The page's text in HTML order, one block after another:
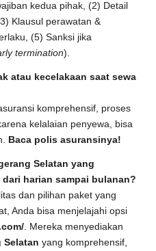
kedua pihak, (2) Detail
Klausul perawatan &
(5) Sanksi jika
termination).
atau kecelakaan saat sewa
komprehensif, proses
kelalaian penyewa, bisa
Baca polis asuransinya!
Selatan yang
harian sampai bulanan?
dan pilihan paket yang
Anda bisa menjelajahi opsi
. Mereka menyediakan
Selatan yang komprehensif,